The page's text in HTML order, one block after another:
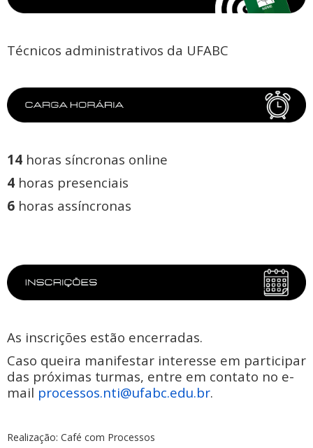
Técnicos administrativos da UFABC
14 horas síncronas online
4 horas presenciais
6 horas assíncronas
As inscrições estão encerradas.
Caso queira manifestar interesse em participar
das próximas turmas, entre em contato no e-
mail processos.nti@ufabc.edu.br.
Realização: Café com Processos